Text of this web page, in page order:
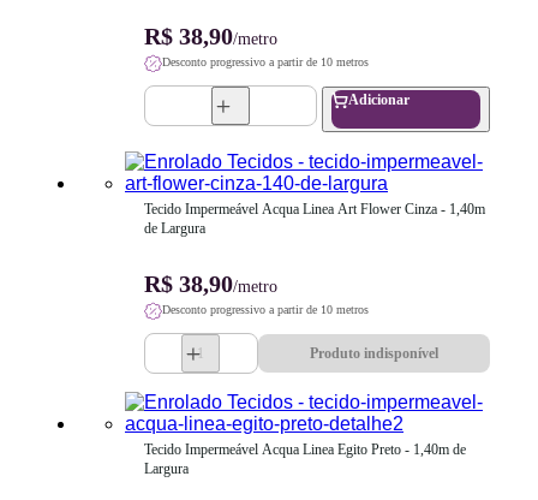
R$ 38,90/metro
Desconto progressivo a partir de 10 metros
Adicionar
Tecido Impermeável Acqua Linea Art Flower Cinza - 1,40m
de Largura
R$ 38,90/metro
Desconto progressivo a partir de 10 metros
Produto indisponível
Tecido Impermeável Acqua Linea Egito Preto - 1,40m de
Largura